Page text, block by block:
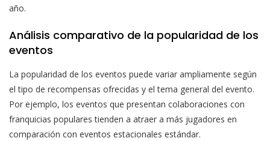
año.
Análisis comparativo de la popularidad de los
eventos
La popularidad de los eventos puede variar ampliamente según
el tipo de recompensas ofrecidas y el tema general del evento.
Por ejemplo, los eventos que presentan colaboraciones con
franquicias populares tienden a atraer a más jugadores en
comparación con eventos estacionales estándar.